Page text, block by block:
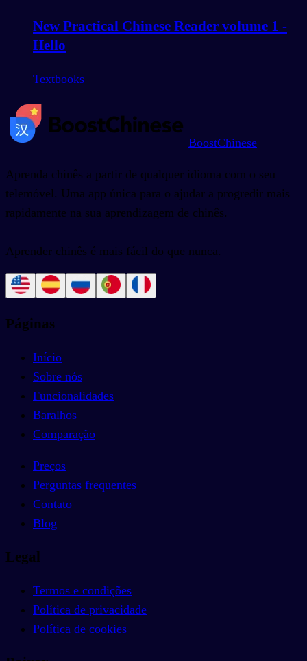
New Practical Chinese Reader volume 1 -
Hello
Textbooks
BoostChinese
Aprenda chinês a partir de qualquer idioma com o seu
telemóvel. Uma app única para o ajudar a progredir mais
rapidamente na sua aprendizagem de chinês.
Aprender chinês é mais fácil do que nunca.
Páginas
Início
Sobre nós
Funcionalidades
Baralhos
Comparação
Preços
Perguntas frequentes
Contato
Blog
Legal
Termos e condições
Política de privacidade
Política de cookies